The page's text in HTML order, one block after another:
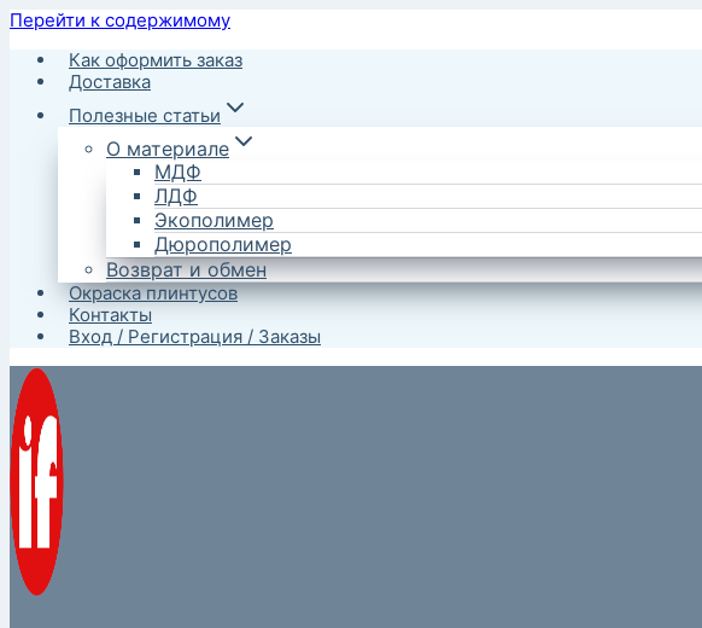
Перейти к содержимому
Как оформить заказ
Доставка
Полезные статьи
О материале
МДФ
ЛДФ
Экополимер
Дюрополимер
Возврат и обмен
Окраска плинтусов
Контакты
Вход / Регистрация / Заказы